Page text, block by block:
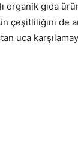
organik gıda
çeşitliliğini de
uca